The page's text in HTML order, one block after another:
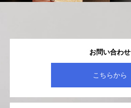
お問い合わせ
こちらから